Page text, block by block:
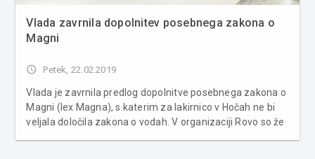
Vlada zavrnila dopolnitev posebnega zakona o
Magni
access_time Petek, 22.02.2019
Vlada je zavrnila predlog dopolnitve posebnega zakona o
Magni (lex Magna), s katerim za lakirnico v Hočah ne bi
veljala določila zakona o vodah. V organizaciji Rovo so že